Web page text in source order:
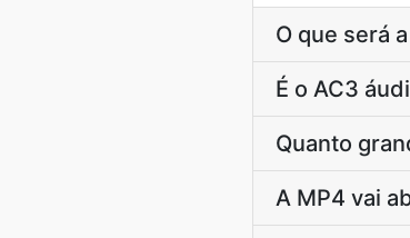
O que será
É o AC3
Quanto
A MP4 vai